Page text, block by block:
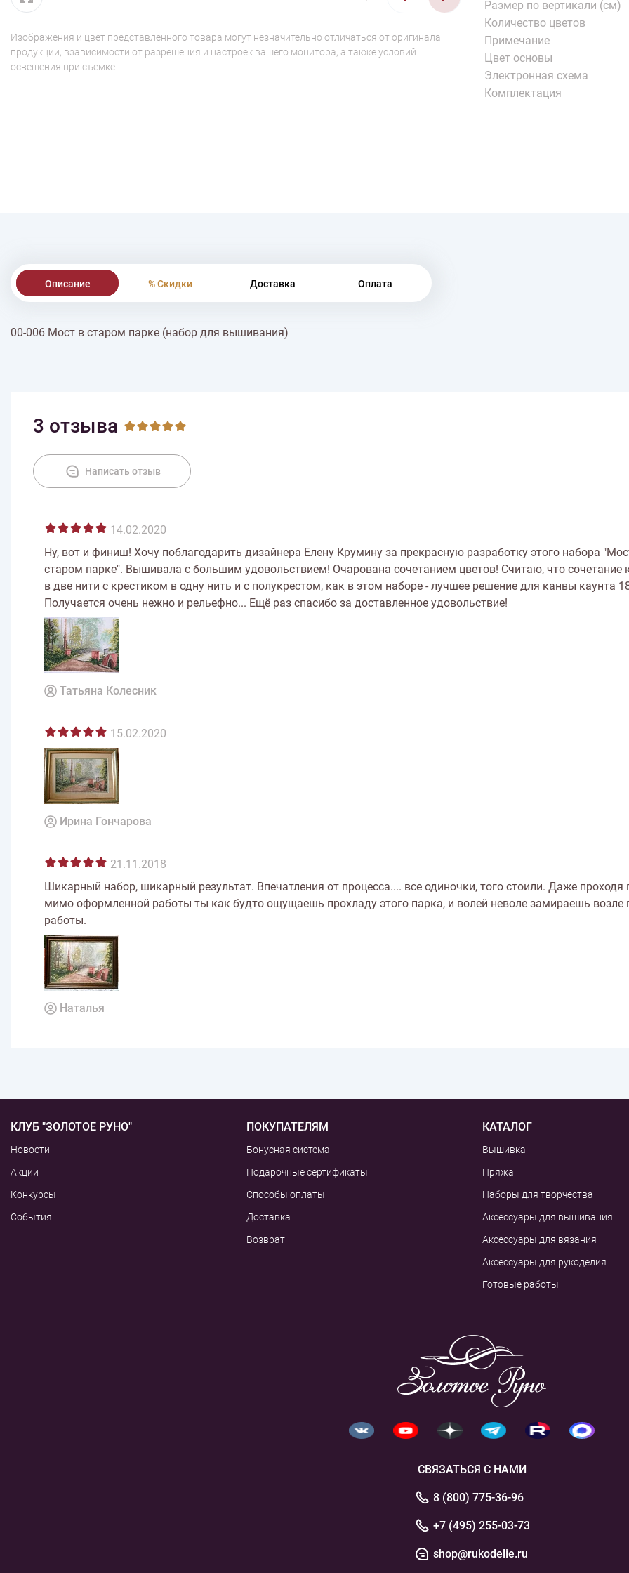
Изображения и цвет представленного товара могут незначительно отличаться от оригинала
продукции, взависимости от разрешения и настроек вашего монитора, а также условий
освещения при съемке
Размер по вертикали (см)
Количество цветов
Примечание
Цвет основы
Электронная схема
Комплектация
Описание % Скидки Доставка Оплата
00-006 Мост в старом парке (набор для вышивания)
3 отзыва
Написать отзыв
14.02.2020
Ну, вот и финиш! Хочу поблагодарить дизайнера Елену Крумину за прекрасную разработку этого набора
старом парке". Вышивала с большим удовольствием! Очарована сочетанием цветов! Считаю, что сочетание
в две нити с крестиком в одну нить и с полукрестом, как в этом наборе - лучшее решение для канвы каунта
Получается очень нежно и рельефно... Ещё раз спасибо за доставленное удовольствие!
Татьяна Колесник
15.02.2020
Ирина Гончарова
21.11.2018
Шикарный набор, шикарный результат. Впечатления от процесса.... все одиночки, того стоили. Даже проходя
мимо оформленной работы ты как будто ощущаешь прохладу этого парка, и волей неволе замираешь возле
работы.
Наталья
КЛУБ "ЗОЛОТОЕ РУНО"
Новости
Акции
Конкурсы
События
ПОКУПАТЕЛЯМ
Бонусная система
Подарочные сертификаты
Способы оплаты
Доставка
Возврат
КАТАЛОГ
Вышивка
Пряжа
Наборы для творчества
Аксессуары для вышивания
Аксессуары для вязания
Аксессуары для рукоделия
Готовые работы
СВЯЗАТЬСЯ С НАМИ
8 (800) 775-36-96
+7 (495) 255-03-73
shop@rukodelie.ru